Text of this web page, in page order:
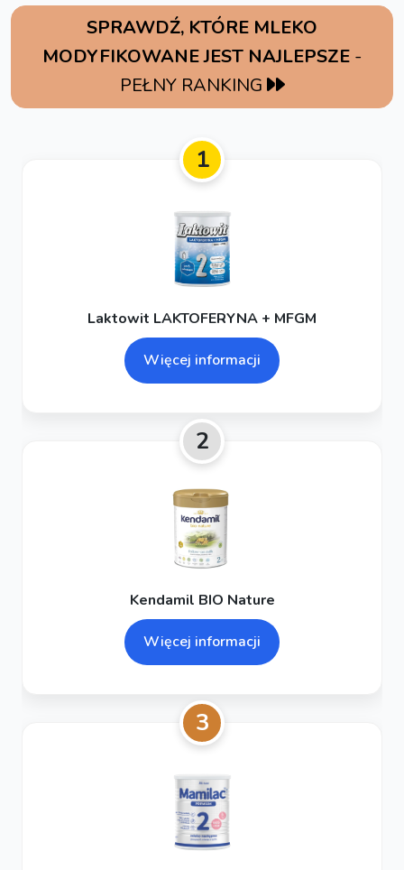
SPRAWDŹ, KTÓRE MLEKO
MODYFIKOWANE JEST NAJLEPSZE -
PEŁNY RANKING
1
Laktowit LAKTOFERYNA + MFGM
Więcej informacji
2
Kendamil BIO Nature
Więcej informacji
3